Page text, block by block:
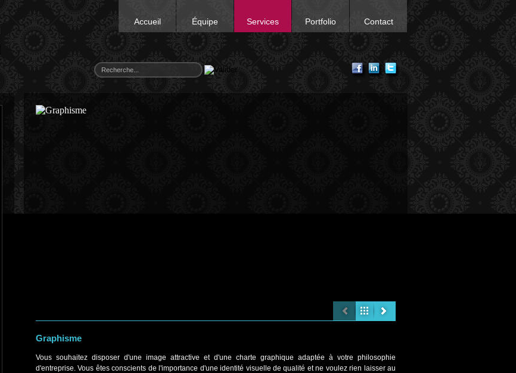
Accueil Équipe Services Portfolio Contact
Graphisme
Vous souhaitez disposer d'une image attractive et d'une charte graphique adaptée à votre philosophie
d'entreprise. Vous êtes conscients de l'importance d'une identité visuelle de qualité et ne voulez rien laisser au